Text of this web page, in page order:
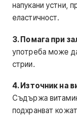
напукани устни,
еластичност.
3. Помага при
употреба може
стрии.
4. Източник на
Съдържа
подхранват